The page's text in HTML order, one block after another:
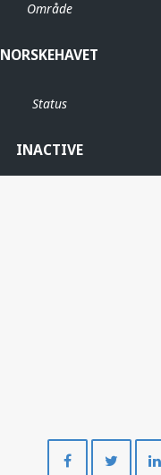
Område
NORSKEHAVET
Status
INACTIVE
på
på